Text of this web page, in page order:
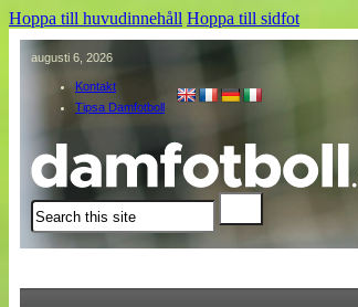
Hoppa till huvudinnehåll Hoppa till sidfot
augusti 6, 2026
Kontakt
Tipsa Damfotboll
Sök